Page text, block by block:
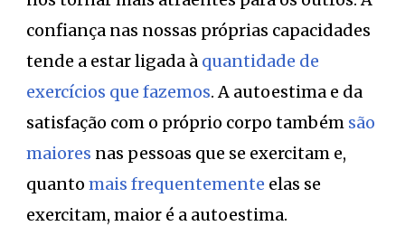
confiança nas nossas próprias capacidades
tende a estar ligada à quantidade de
exercícios que fazemos. A autoestima e da
satisfação com o próprio corpo também são
maiores nas pessoas que se exercitam e,
quanto mais frequentemente elas se
exercitam, maior é a autoestima.